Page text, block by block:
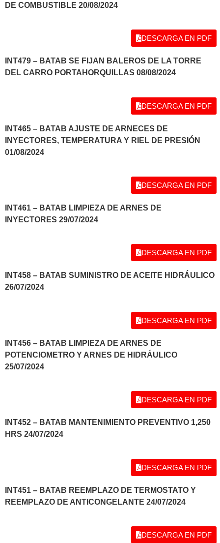
DE COMBUSTIBLE 20/08/2024
DESCARGA EN PDF
INT479 – BATAB SE FIJAN BALEROS DE LA TORRE
DEL CARRO PORTAHORQUILLAS 08/08/2024
DESCARGA EN PDF
INT465 – BATAB AJUSTE DE ARNECES DE
INYECTORES, TEMPERATURA Y RIEL DE PRESIÓN
01/08/2024
DESCARGA EN PDF
INT461 – BATAB LIMPIEZA DE ARNES DE
INYECTORES 29/07/2024
DESCARGA EN PDF
INT458 – BATAB SUMINISTRO DE ACEITE HIDRÁULICO
26/07/2024
DESCARGA EN PDF
INT456 – BATAB LIMPIEZA DE ARNES DE
POTENCIOMETRO Y ARNES DE HIDRÁULICO
25/07/2024
DESCARGA EN PDF
INT452 – BATAB MANTENIMIENTO PREVENTIVO 1,250
HRS 24/07/2024
DESCARGA EN PDF
INT451 – BATAB REEMPLAZO DE TERMOSTATO Y
REEMPLAZO DE ANTICONGELANTE 24/07/2024
DESCARGA EN PDF